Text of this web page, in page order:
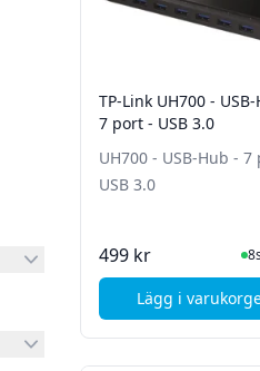
TP-Link UH700 -
7 port - USB 3.0
UH700 - USB-Hub - 7
USB 3.0
499 kr I Lager
Lägg i , TP-